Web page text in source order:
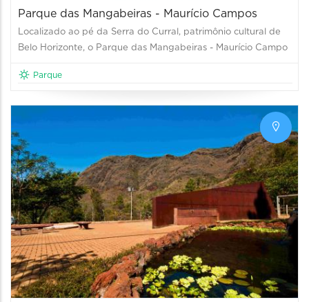
Parque das Mangabeiras - Maurício Campos
Localizado ao pé da Serra do Curral, patrimônio cultural de
Belo Horizonte, o Parque das Mangabeiras - Maurício Campo
Parque